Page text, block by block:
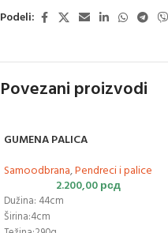
Podeli:
Povezani proizvodi
GUMENA PALICA
Samoodbrana,Pendreci i palice
2.200,00рсд
Dužina: 44cm
Širina:4cm